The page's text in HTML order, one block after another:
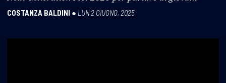
COSTANZA BALDINI ● LUN 2 GIUGNO, 2025